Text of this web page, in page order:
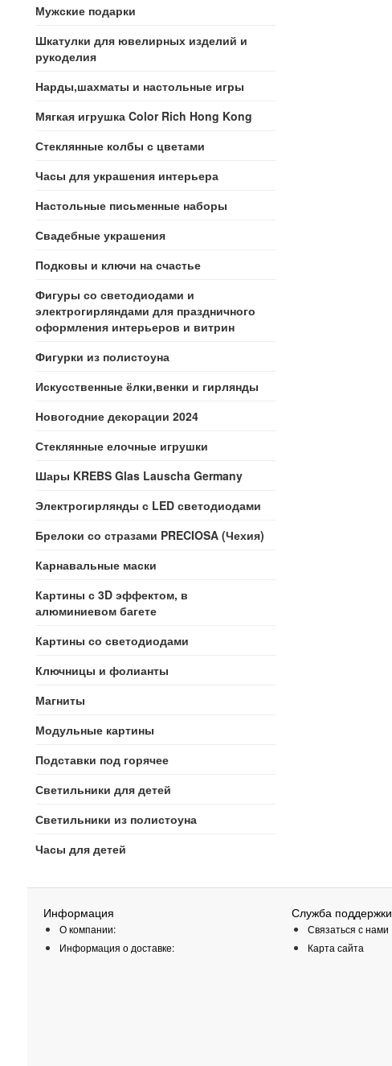
Мужские подарки
Шкатулки для ювелирных изделий и
рукоделия
Нарды,шахматы и настольные игры
Мягкая игрушка Color Rich Hong Kong
Стеклянные колбы с цветами
Часы для украшения интерьера
Настольные письменные наборы
Свадебные украшения
Подковы и ключи на счастье
Фигуры со светодиодами и
электрогирляндами для праздничного
оформления интерьеров и витрин
Фигурки из полистоуна
Искусственные ёлки,венки и гирлянды
Новогодние декорации 2024
Стеклянные елочные игрушки
Шары KREBS Glas Lauscha Germany
Электрогирлянды с LED светодиодами
Брелоки со стразами PRECIOSA (Чехия)
Карнавальные маски
Картины с 3D эффектом, в
алюминиевом багете
Картины со светодиодами
Ключницы и фолианты
Магниты
Модульные картины
Подставки под горячее
Светильники для детей
Светильники из полистоуна
Часы для детей
Информация
О компании:
Информация о доставке:
Служба поддержки
Связаться с нами
Карта сайта